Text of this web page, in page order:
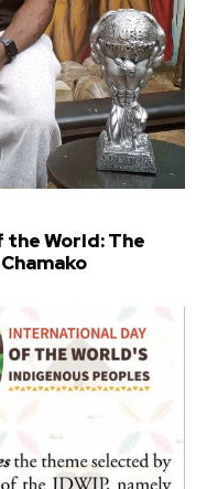
the World: The